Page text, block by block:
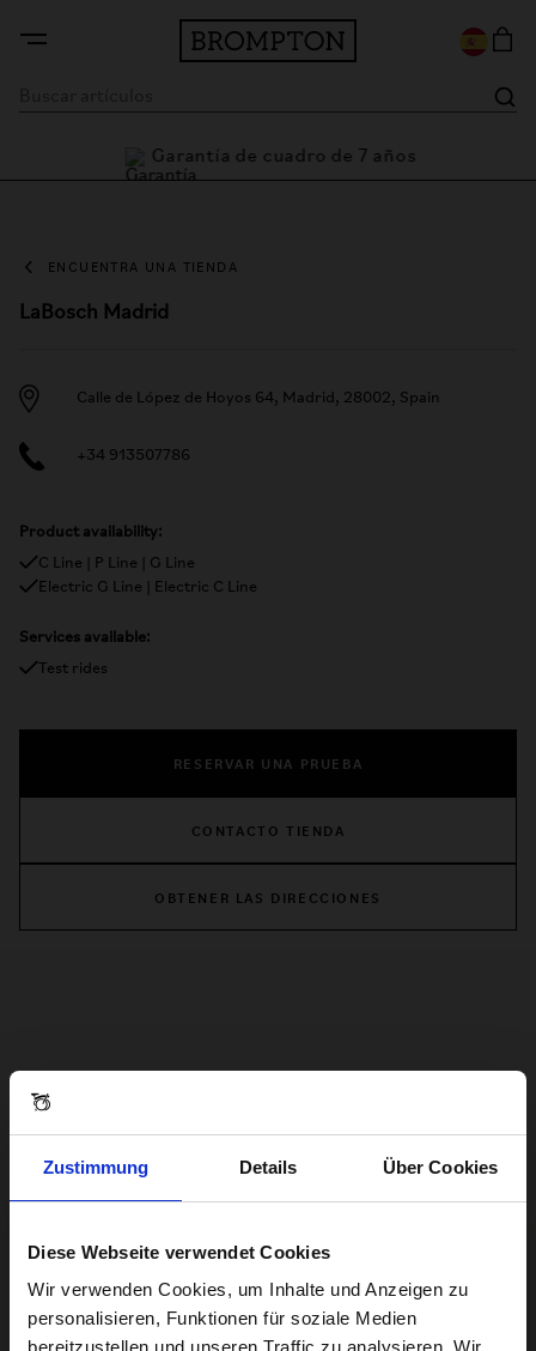
Zustimmung Details Über Cookies
Diese Webseite verwendet Cookies
Wir verwenden Cookies, um Inhalte und Anzeigen zu
personalisieren, Funktionen für soziale Medien
bereitzustellen und unseren Traffic zu analysieren. Wir
Garantía de cuadro de 7 años
ENCUENTRA UNA TIENDA
LaBosch Madrid
Calle de López de Hoyos 64, Madrid, 28002, Spain
+34 913507786
Product availability:
C Line | P Line | G Line
Electric G Line | Electric C Line
Services available:
Test rides
RESERVAR UNA PRUEBA
CONTACTO TIENDA
OBTENER LAS DIRECCIONES
Visiting from the United States?